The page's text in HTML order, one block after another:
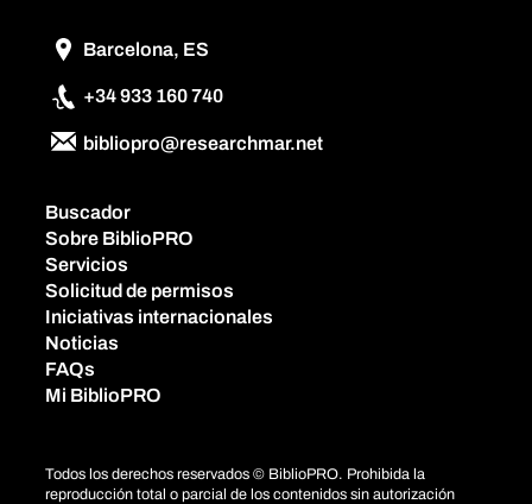
Barcelona, ES
+34 933 160 740
bibliopro@researchmar.net
Buscador
Sobre BiblioPRO
Servicios
Solicitud de permisos
Iniciativas internacionales
Noticias
FAQs
Mi BiblioPRO
Todos los derechos reservados © BiblioPRO. Prohibida la
reproducción total o parcial de los contenidos sin autorización